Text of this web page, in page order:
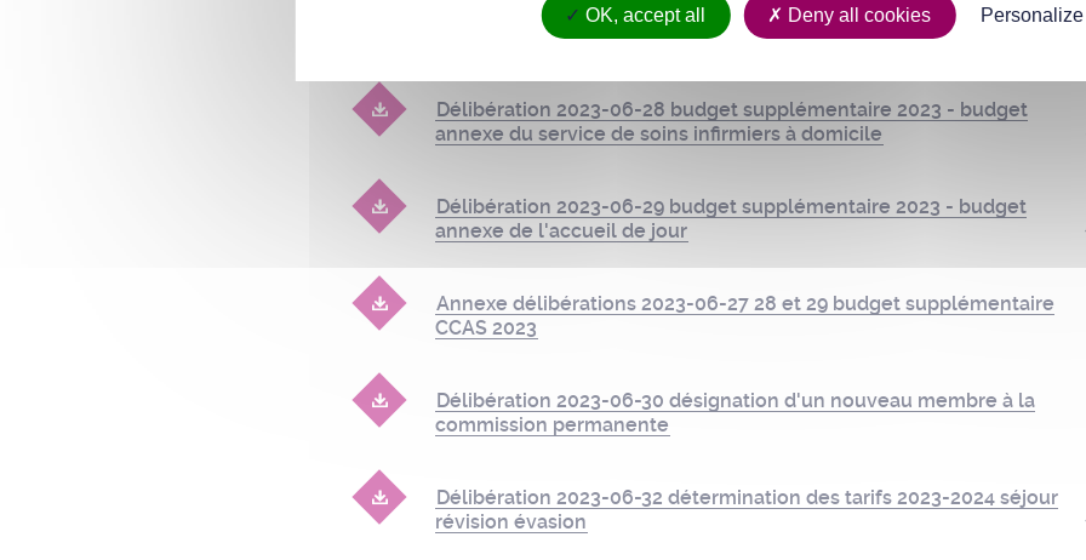
Délibération 2023-06-27 budget supplémentaire 2023 - budget
principal du ccas
Délibération 2023-06-28 budget supplémentaire 2023 - budget
annexe du service de soins infirmiers à domicile
Délibération 2023-06-29 budget supplémentaire 2023 - budget
annexe de l'accueil de jour
Annexe délibérations 2023-06-27 28 et 29 budget supplémentaire
CCAS 2023
Délibération 2023-06-30 désignation d'un nouveau membre à la
commission permanente
Délibération 2023-06-32 détermination des tarifs 2023-2024 séjour
révision évasion
OK, accept all Deny all cookies Personalize